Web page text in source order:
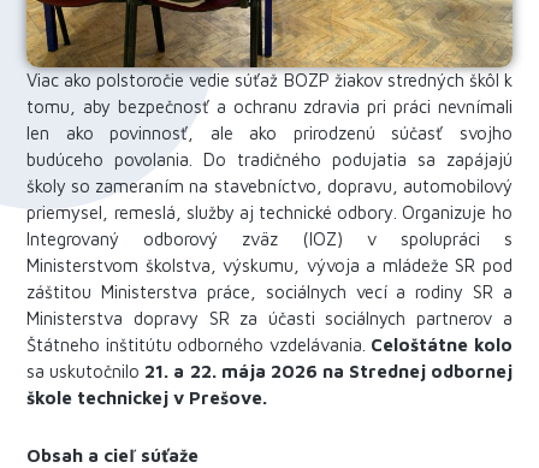
Viac ako polstoročie vedie súťaž BOZP žiakov stredných škôl k
tomu, aby bezpečnosť a ochranu zdravia pri práci nevnímali
len ako povinnosť, ale ako prirodzenú súčasť svojho
budúceho povolania. Do tradičného podujatia sa zapájajú
školy so zameraním na stavebníctvo, dopravu, automobilový
priemysel, remeslá, služby aj technické odbory. Organizuje ho
Integrovaný odborový zväz (IOZ) v spolupráci s
Ministerstvom školstva, výskumu, vývoja a mládeže SR pod
záštitou Ministerstva práce, sociálnych vecí a rodiny SR a
Ministerstva dopravy SR za účasti sociálnych partnerov a
Štátneho inštitútu odborného vzdelávania. Celoštátne kolo
sa uskutočnilo 21. a 22. mája 2026 na Strednej odbornej
škole technickej v Prešove.
Obsah a cieľ súťaže